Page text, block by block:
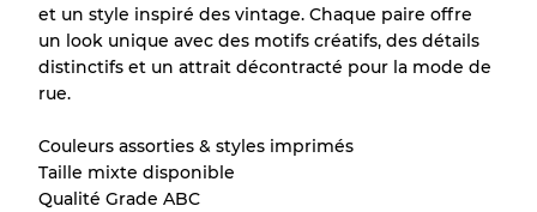
Qualité C Usure visible avec taches
Répartition pour ratios mixtes
et un style inspiré des vintage. Chaque paire offre
un look unique avec des motifs créatifs, des détails
distinctifs et un attrait décontracté pour la mode de
rue.
Couleurs assorties & styles imprimés
Taille mixte disponible
Qualité Grade ABC